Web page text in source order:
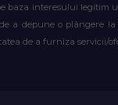
baza interesului
a depune o plângere
de a furniza servicii/